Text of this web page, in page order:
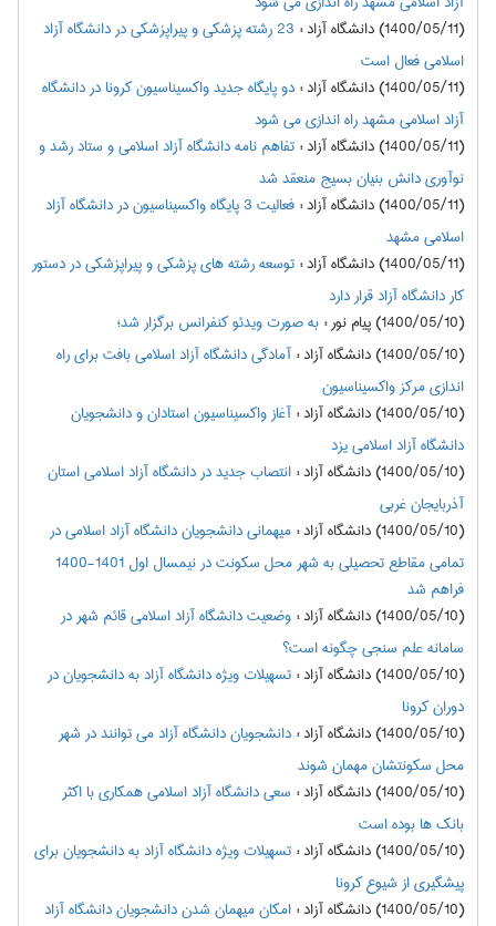
(1400/05/11) دانشگاه آزاد
:
23 رشته پزشکی و پیراپزشکی در دانشگاه آزاد
اسلامی فعال است
(1400/05/11) دانشگاه آزاد
:دو پایگاه جدید واکسیناسیون کرونا در دانشگاه
آزاد اسلامی مشهد راه اندازی می شود
(1400/05/11) دانشگاه آزاد
:تفاهم نامه دانشگاه آزاد اسلامی و ستاد رشد و
نوآوری دانش بنیان بسیج منعقد شد
(1400/05/11) دانشگاه آزاد
:
فعالیت 3 پایگاه واکسیناسیون در دانشگاه آزاد
اسلامی مشهد
(1400/05/11) دانشگاه آزاد
:توسعه رشته های پزشکی و پیراپزشکی در دستور
کار دانشگاه آزاد قرار دارد
(1400/05/10) پیام نور
:به صورت ویدئو کنفرانس برگزار شد؛
(1400/05/10) دانشگاه آزاد
:آمادگی دانشگاه آزاد اسلامی بافت برای راه
اندازی مرکز واکسیناسیون
(1400/05/10) دانشگاه آزاد
:آغاز واکسیناسیون استادان و دانشجویان
دانشگاه آزاد اسلامی یزد
(1400/05/10) دانشگاه آزاد
:انتصاب جدید در دانشگاه آزاد اسلامی استان
آذربایجان غربی
(1400/05/10) دانشگاه آزاد
:میهمانی دانشجویان دانشگاه آزاد اسلامی در
تمامی مقاطع تحصیلی به شهر محل سکونت در نیمسال اول 1401-1400
فراهم شد
(1400/05/10) دانشگاه آزاد
:وضعیت دانشگاه آزاد اسلامی قائم شهر در
سامانه علم سنجی چگونه است؟
(1400/05/10) دانشگاه آزاد
:تسهیلات ویژه دانشگاه آزاد به دانشجویان در
دوران کرونا
(1400/05/10) دانشگاه آزاد
:دانشجویان دانشگاه آزاد می توانند در شهر
محل سکونتشان مهمان شوند
(1400/05/10) دانشگاه آزاد
: سعی دانشگاه آزاد اسلامی همکاری با اکثر
بانک ها بوده است
(1400/05/10) دانشگاه آزاد
:تسهیلات ویژه دانشگاه آزاد به دانشجویان برای
پیشگیری از شیوع کرونا
(1400/05/10) دانشگاه آزاد
:امکان میهمان شدن دانشجویان دانشگاه آزاد